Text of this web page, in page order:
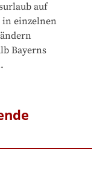
auf
in einzelnen
Bayerns